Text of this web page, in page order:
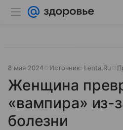
8 мая 2024 Источник: Lenta.Ru
Женщина
«вампира» из-
болезни